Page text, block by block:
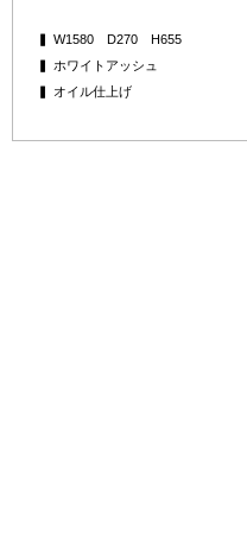
▍ W1580 D270 H655
▍ ホワイトアッシュ
▍ オイル仕上げ